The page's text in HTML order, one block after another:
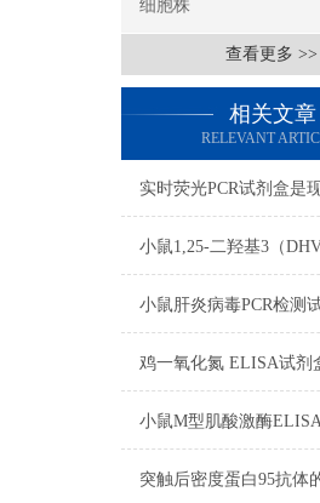
细胞株
查看更多 >>
相关文章
RELEVANT
突触后密度蛋白95抗体